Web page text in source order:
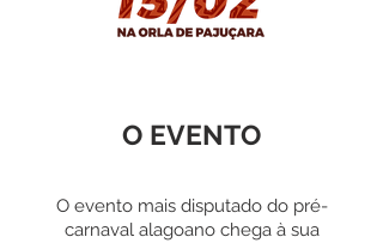
O EVENTO
O evento mais disputado do pré-
carnaval alagoano chega à sua